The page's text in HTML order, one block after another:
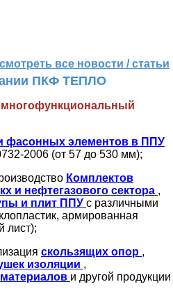
все новости / статьи
ПКФ ТЕПЛО
фасонных элементов в ППУ
2006 (от 57 до 530 мм);
Комплектов
и нефтегазового сектора ,
и плит ППУ с различными
армированная
лист);
скользящих опор ,
изоляции ,
и другой продукции